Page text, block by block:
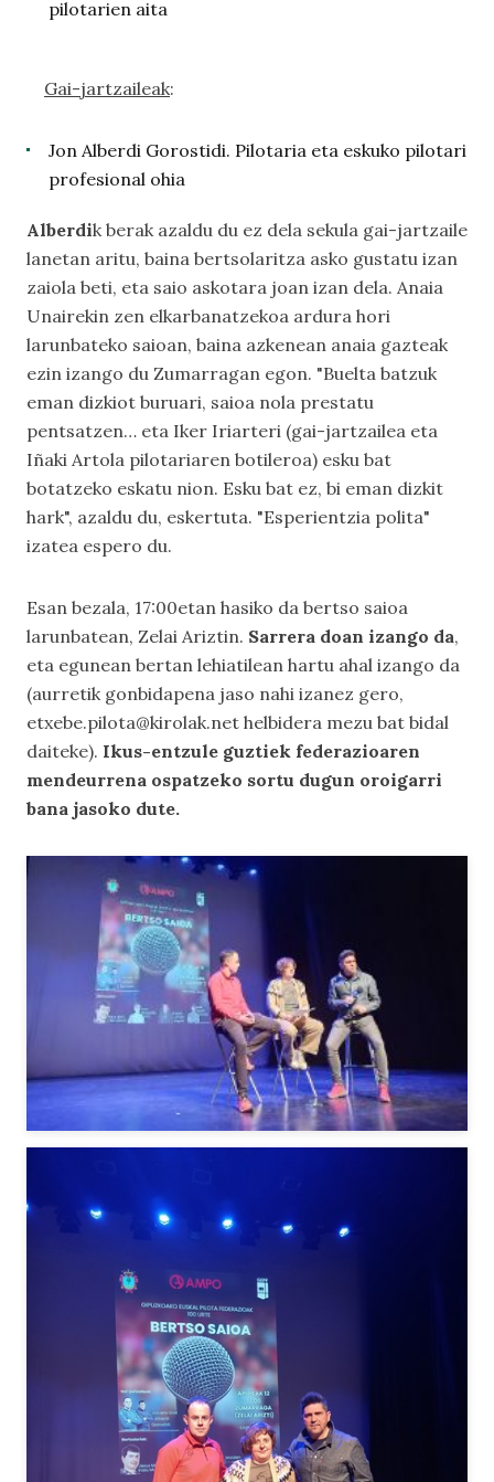
pilotarien aita
Gai-jartzaileak:
Jon Alberdi Gorostidi. Pilotaria eta eskuko pilotari
profesional ohia
Alberdik berak azaldu du ez dela sekula gai-jartzaile
lanetan aritu, baina bertsolaritza asko gustatu izan
zaiola beti, eta saio askotara joan izan dela. Anaia
Unairekin zen elkarbanatzekoa ardura hori
larunbateko saioan, baina azkenean anaia gazteak
ezin izango du Zumarragan egon. "Buelta batzuk
eman dizkiot buruari, saioa nola prestatu
pentsatzen… eta Iker Iriarteri (gai-jartzailea eta
Iñaki Artola pilotariaren botileroa) esku bat
botatzeko eskatu nion. Esku bat ez, bi eman dizkit
hark", azaldu du, eskertuta. "Esperientzia polita"
izatea espero du.
Esan bezala, 17:00etan hasiko da bertso saioa
larunbatean, Zelai Ariztin. Sarrera doan izango da,
eta egunean bertan lehiatilean hartu ahal izango da
(aurretik gonbidapena jaso nahi izanez gero,
etxebe.pilota@kirolak.net helbidera mezu bat bidal
daiteke). Ikus-entzule guztiek federazioaren
mendeurrena ospatzeko sortu dugun oroigarri
bana jasoko dute.